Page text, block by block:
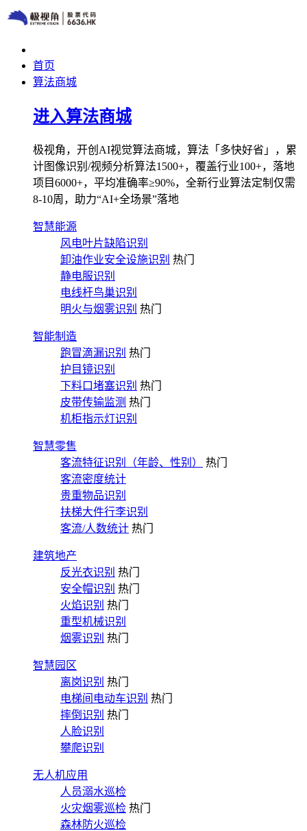
首页
算法商城
进入算法商城
极视角，开创AI视觉算法商城，算法「多快好省」，累
计图像识别/视频分析算法1500+，覆盖行业100+，落地
项目6000+，平均准确率≥90%，全新行业算法定制仅需
8-10周，助力“AI+全场景”落地
智慧能源
风电叶片缺陷识别
卸油作业安全设施识别 热门
静电服识别
电线杆鸟巢识别
明火与烟雾识别 热门
智能制造
跑冒滴漏识别 热门
护目镜识别
下料口堵塞识别 热门
皮带传输监测 热门
机柜指示灯识别
智慧零售
客流特征识别（年龄、性别）
热门
客流密度统计
贵重物品识别
扶梯大件行李识别
客流/人数统计 热门
建筑地产
反光衣识别 热门
安全帽识别 热门
火焰识别 热门
重型机械识别
烟雾识别 热门
智慧园区
离岗识别 热门
电梯间电动车识别 热门
摔倒识别 热门
人脸识别
攀爬识别
无人机应用
人员溺水巡检
火灾烟雾巡检 热门
森林防火巡检